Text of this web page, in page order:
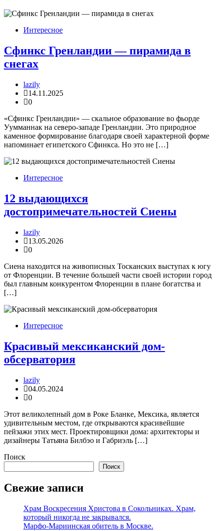
Интересное
Сфинкс Гренландии — пирамида в
снегах
lazily
14.11.2025
0
«Сфинкс Гренландии» — скальное образование во фьорде
Уумманнак на северо-западе Гренландии. Это природное
каменное формирование благодаря своей характерной форме
напоминает египетского Сфинкса. Но это не […]
Интересное
12 выдающихся
достопримечательностей Сиены
lazily
13.05.2026
0
Сиена находится на живописных Тосканских выступах к югу
от Флоренции. В течение большей части своей истории город
был главным конкурентом Флоренции в плане богатства и
[…]
Интересное
Красивый мексиканский дом-
обсерватория
lazily
04.05.2024
0
Этот великолепный дом в Роке Бланке, Мексика, является
удивительным местом, где открываются красивейшие
пейзажи этих мест. Проектировщики дома: архитекторы и
дизайнеры Татьяна Билбэо и Габриэль […]
Поиск
Поиск
Свежие записи
Храм Воскресения Христова в Сокольниках. Храм,
который никогда не закрывался.
Марфо-Мариинская обитель в Москве.